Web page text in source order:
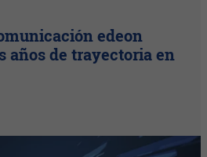
edeon
años de trayectoria en